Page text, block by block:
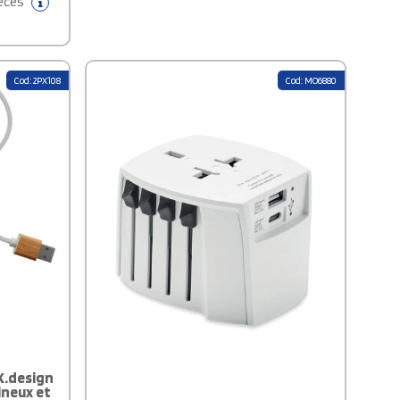
Cod: 2PX108
et
Cod: MO6880